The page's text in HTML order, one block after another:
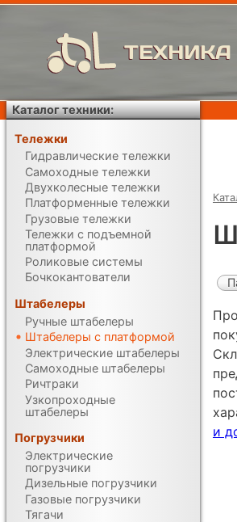
и
Каталог техники:
Тележки
Гидравлические тележки
Самоходные тележки
Двухколесные тележки
Платформенные тележки
Грузовые тележки
Тележки с подъемной
платформой
Роликовые системы
Бочкокантователи
Штабелеры
Ручные штабелеры
Штабелеры с платформой
Электрические штабелеры
Самоходные штабелеры
Ричтраки
Узкопроходные
штабелеры
Погрузчики
Электрические
погрузчики
Дизельные погрузчики
Газовые погрузчики
Тягачи